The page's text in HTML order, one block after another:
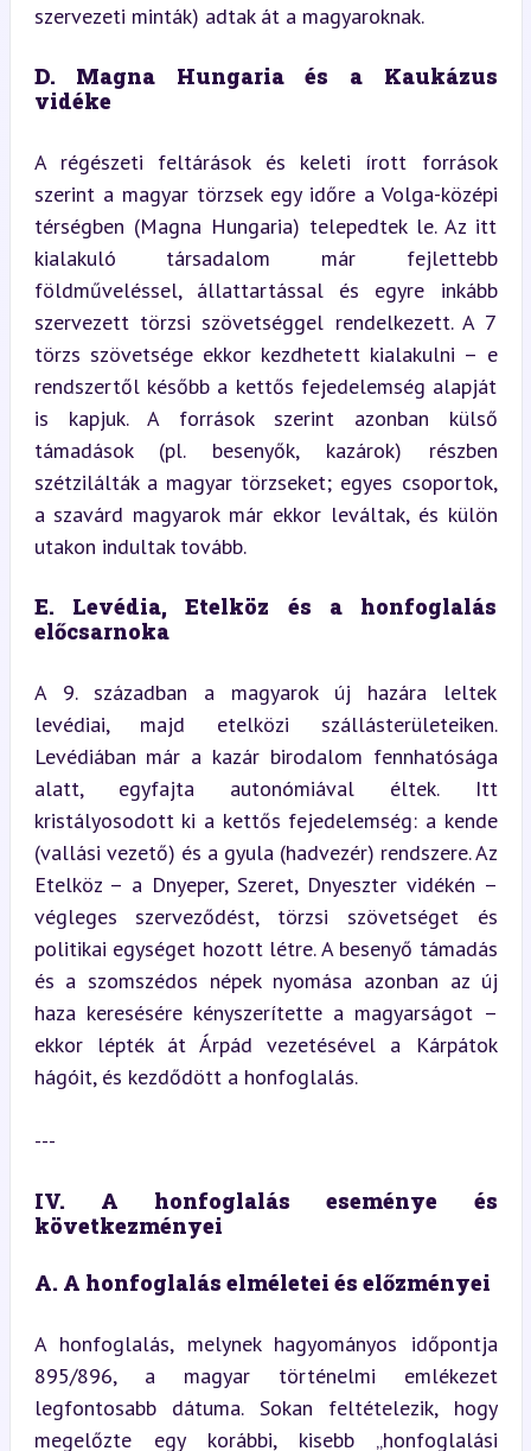
szervezeti minták) adtak át a magyaroknak.
D. Magna Hungaria és a Kaukázus
vidéke
A régészeti feltárások és keleti írott források
szerint a magyar törzsek egy időre a Volga-középi
térségben (Magna Hungaria) telepedtek le. Az itt
kialakuló társadalom már fejlettebb
földműveléssel, állattartással és egyre inkább
szervezett törzsi szövetséggel rendelkezett. A 7
törzs szövetsége ekkor kezdhetett kialakulni – e
rendszertől később a kettős fejedelemség alapját
is kapjuk. A források szerint azonban külső
támadások (pl. besenyők, kazárok) részben
szétzilálták a magyar törzseket; egyes csoportok,
a szavárd magyarok már ekkor leváltak, és külön
utakon indultak tovább.
E. Levédia, Etelköz és a honfoglalás
előcsarnoka
A 9. században a magyarok új hazára leltek
levédiai, majd etelközi szállásterületeiken.
Levédiában már a kazár birodalom fennhatósága
alatt, egyfajta autonómiával éltek. Itt
kristályosodott ki a kettős fejedelemség: a kende
(vallási vezető) és a gyula (hadvezér) rendszere. Az
Etelköz – a Dnyeper, Szeret, Dnyeszter vidékén –
végleges szerveződést, törzsi szövetséget és
politikai egységet hozott létre. A besenyő támadás
és a szomszédos népek nyomása azonban az új
haza keresésére kényszerítette a magyarságot –
ekkor lépték át Árpád vezetésével a Kárpátok
hágóit, és kezdődött a honfoglalás.
---
IV. A honfoglalás eseménye és
következményei
A. A honfoglalás elméletei és előzményei
A honfoglalás, melynek hagyományos időpontja
895/896, a magyar történelmi emlékezet
legfontosabb dátuma. Sokan feltételezik, hogy
megelőzte egy korábbi, kisebb „honfoglalási